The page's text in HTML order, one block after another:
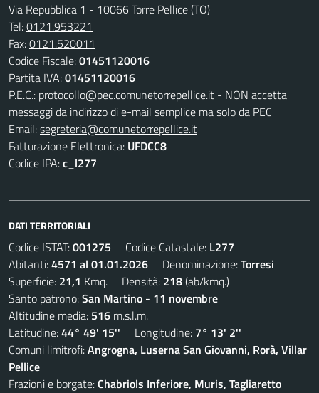
Via Repubblica 1 - 10066 Torre Pellice (TO)
Tel:0121.953221
Fax:0121.520011
Codice Fiscale:01451120016
Partita IVA:01451120016
P.E.C.: protocollo@pec.comunetorrepellice.it - NON accetta
messaggi da indirizzo di e-mail semplice ma solo da PEC
Email:segreteria@comunetorrepellice.it
Fatturazione Elettronica: UFDCC8
Codice IPA:c_l277
DATI TERRITORIALI
Codice ISTAT:001275 Codice Catastale: L277
Abitanti:4571 al 01.01.2026 Denominazione:Torresi
Superficie: 21,1 Kmq. Densità: 218(ab/kmq.)
Santo patrono:San Martino - 11 novembre
Altitudine media: 516 m.s.l.m.
Latitudine:44° 49' 15'' Longitudine: 7° 13' 2''
Comuni limitrofi:Angrogna, Luserna San Giovanni, Rorà, Villar
Pellice
Frazioni e borgate:Chabriols Inferiore, Muris, Tagliaretto